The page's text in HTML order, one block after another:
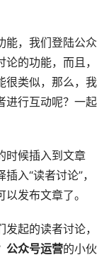
能，我们登陆公众
的功能，而且，
很类似，那么，我
进行互动呢？一起
时候插入到文章
入“读者讨论”，
发布文章了。
起的读者讨论，
公众号运营的小伙